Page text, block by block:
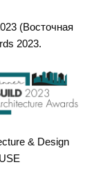
(Восточная
2023.
& Design